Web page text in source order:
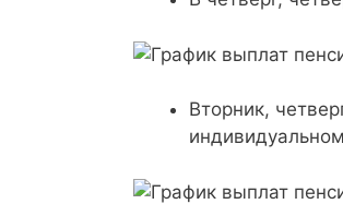
Вторник,